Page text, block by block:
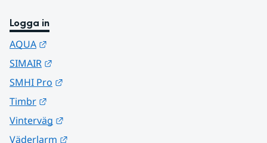
Logga in
AQUA
SIMAIR
SMHI Pro
Timbr
Vinterväg
Väderlarm